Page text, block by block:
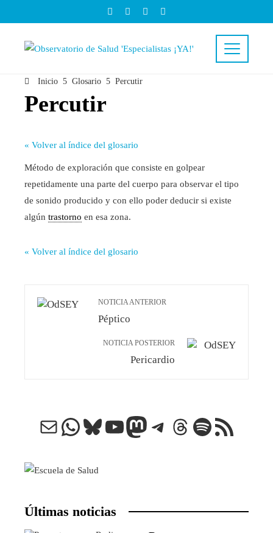
Inicio Glosario Percutir
Percutir
« Volver al índice del glosario
Método de exploración que consiste en golpear
repetidamente una parte del cuerpo para observar el tipo
de sonido producido y con ello poder deducir si existe
algún trastorno en esa zona.
« Volver al índice del glosario
NOTICIA ANTERIOR
Péptico
NOTICIA POSTERIOR
Pericardio
Correo electrónico
WhatsApp
Bluesky
YouTube
Mastodon
Telegram
Threads
Spotify
Feed RSS
Últimas noticias